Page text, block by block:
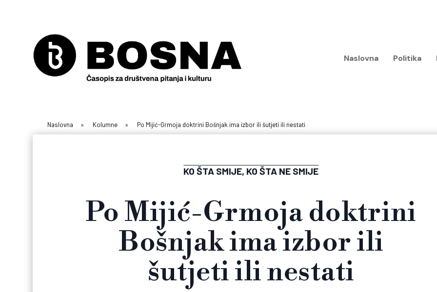
Naslovna Politika
Naslovna » Kolumne » Po Mijić-Grmoja doktrini Bošnjak ima izbor ili šutjeti ili nestati
KO ŠTA SMIJE, KO ŠTA NE SMIJE
Po Mijić-Grmoja doktrini
Bošnjak ima izbor ili
šutjeti ili nestati